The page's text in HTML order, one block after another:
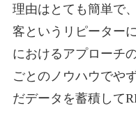
理由はとても簡単で
客というリピーター
におけるアプローチ
ごとのノウハウでや
だデータを蓄積して